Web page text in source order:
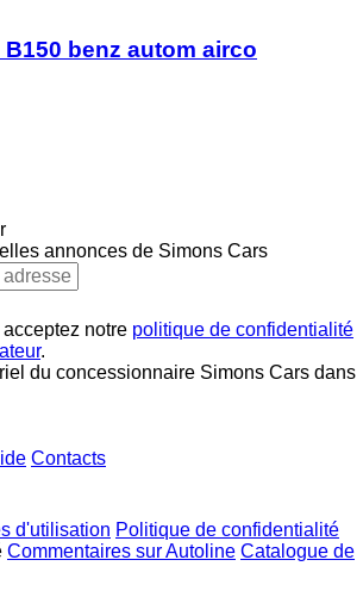
benz autom airco
annonces de Simons Cars
notre politique de confidentialité
.
du concessionnaire Simons Cars dans
Contacts
d'utilisation Politique de confidentialité
Commentaires sur Autoline Catalogue de